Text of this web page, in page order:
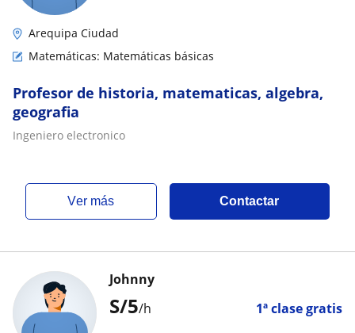
Arequipa Ciudad
Matemáticas: Matemáticas básicas
Profesor de historia, matematicas, algebra,
geografia
Ingeniero electronico
ver más Contactar
S/5/h 1ª clase gratis
Johnny